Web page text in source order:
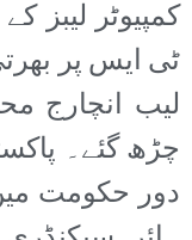
ٹی ایس پر
لیب انچارج
چڑھ گئے۔